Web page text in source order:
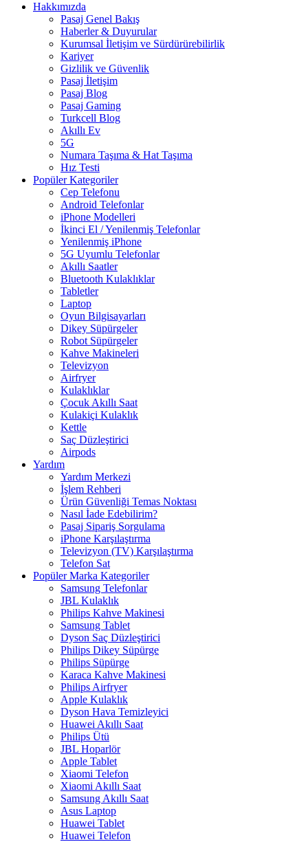
Hakkımızda
Pasaj Genel Bakış
Haberler & Duyurular
Kurumsal İletişim ve Sürdürürebilirlik
Kariyer
Gizlilik ve Güvenlik
Pasaj İletişim
Pasaj Blog
Pasaj Gaming
Turkcell Blog
Akıllı Ev
5G
Numara Taşıma & Hat Taşıma
Hız Testi
Popüler Kategoriler
Cep Telefonu
Android Telefonlar
iPhone Modelleri
İkinci El / Yenilenmiş Telefonlar
Yenilenmiş iPhone
5G Uyumlu Telefonlar
Akıllı Saatler
Bluetooth Kulaklıklar
Tabletler
Laptop
Oyun Bilgisayarları
Dikey Süpürgeler
Robot Süpürgeler
Kahve Makineleri
Televizyon
Airfryer
Kulaklıklar
Çocuk Akıllı Saat
Kulakiçi Kulaklık
Kettle
Saç Düzleştirici
Airpods
Yardım
Yardım Merkezi
İşlem Rehberi
Ürün Güvenliği Temas Noktası
Nasıl İade Edebilirim?
Pasaj Sipariş Sorgulama
iPhone Karşılaştırma
Televizyon (TV) Karşılaştırma
Telefon Sat
Popüler Marka Kategoriler
Samsung Telefonlar
JBL Kulaklık
Philips Kahve Makinesi
Samsung Tablet
Dyson Saç Düzleştirici
Philips Dikey Süpürge
Philips Süpürge
Karaca Kahve Makinesi
Philips Airfryer
Apple Kulaklık
Dyson Hava Temizleyici
Huawei Akıllı Saat
Philips Ütü
JBL Hoparlör
Apple Tablet
Xiaomi Telefon
Xiaomi Akıllı Saat
Samsung Akıllı Saat
Asus Laptop
Huawei Tablet
Huawei Telefon